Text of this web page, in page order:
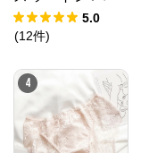
フバックショーツ
5.0
(12件)
4